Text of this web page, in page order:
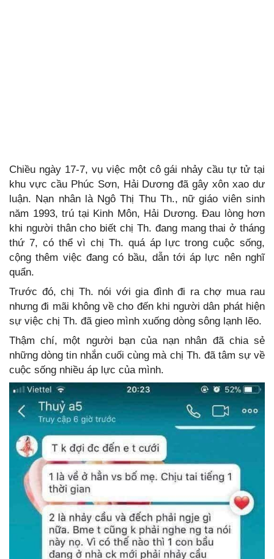
Chiều ngày 17-7, vụ việc một cô gái nhảy cầu tự tử tại
khu vực cầu Phúc Sơn, Hải Dương đã gây xôn xao dư
luận. Nạn nhân là Ngô Thị Thu Th., nữ giáo viên sinh
năm 1993, trú tại Kinh Môn, Hải Dương. Đau lòng hơn
khi người thân cho biết chị Th. đang mang thai ở tháng
thứ 7, có thể vì chị Th. quá áp lực trong cuộc sống,
cộng thêm việc đang có bầu, dẫn tới áp lực nên nghĩ
quẩn.
Trước đó, chị Th. nói với gia đình đi ra chợ mua rau
nhưng đi mãi không về cho đến khi người dân phát hiện
sự việc chị Th. đã gieo mình xuống dòng sông lạnh lẽo.
Thậm chí, một người bạn của nạn nhân đã chia sẻ
những dòng tin nhắn cuối cùng mà chị Th. đã tâm sự về
cuộc sống nhiều áp lực của mình.